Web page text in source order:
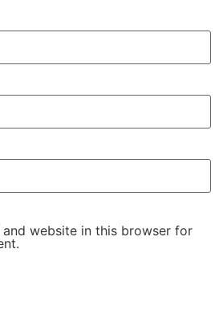
and website in this browser for